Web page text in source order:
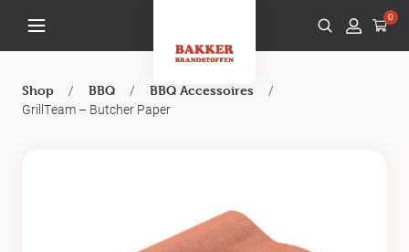
0
Shop / BBQ / BBQ Accessoires
/
GrillTeam – Butcher Paper